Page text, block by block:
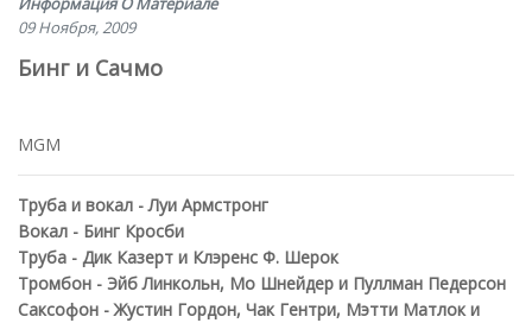
09 Ноября, 2009
Бинг и Сачмо
MGM
Труба и вокал - Луи Армстронг
Вокал - Бинг Кросби
Труба - Дик Казерт и Клэренс Ф. Шерок
Тромбон - Эйб Линкольн, Мо Шнейдер и Пуллман Педерсон
Саксофон - Жустин Гордон, Чак Гентри, Мэтти Матлок и